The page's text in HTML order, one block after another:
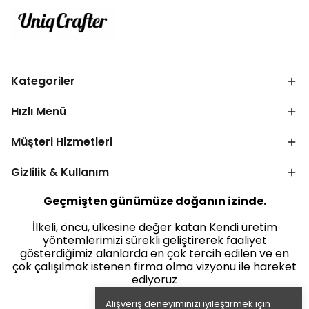
Alışveriş deneyiminizi iyileştirmek için
Kategoriler
Hızlı Menü
Müşteri Hizmetleri
Gizlilik & Kullanım
Geçmişten günümüze doğanın izinde.
İlkeli, öncü, ülkesine değer katan Kendi üretim
yöntemlerimizi sürekli geliştirerek faaliyet
gösterdiğimiz alanlarda en çok tercih edilen ve en
çok çalışılmak istenen firma olma vizyonu ile hareket
ediyoruz